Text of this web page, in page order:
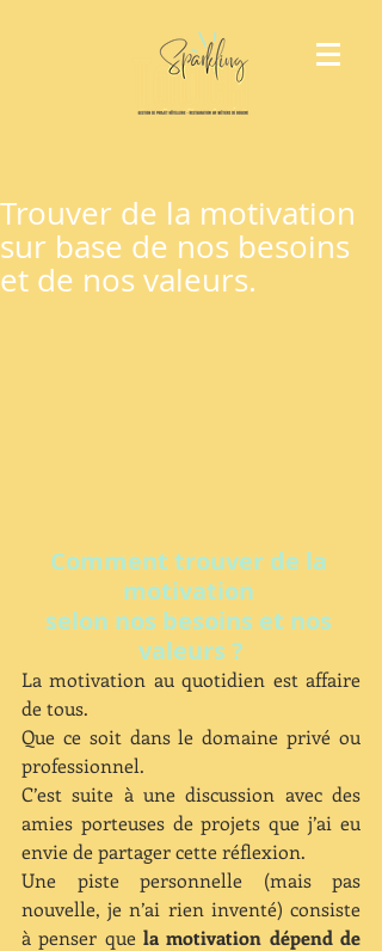
Trouver de la motivation
sur base de nos besoins
et de nos valeurs.
Comment trouver de la
motivation
selon nos besoins et nos
valeurs ?
La motivation au quotidien est affaire
de tous.
Que ce soit dans le domaine privé ou
professionnel.
C’est suite à une discussion avec des
amies porteuses de projets que j’ai eu
envie de partager cette réflexion.
Une piste personnelle (mais pas
nouvelle, je n’ai rien inventé) consiste
à penser que la motivation dépend de